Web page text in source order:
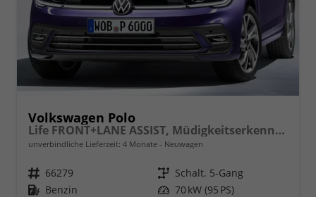
Volkswagen Polo
Life FRONT+LANE ASSIST, Müdigkeitserkennung, Berganfahrassistent, ISOFIX, eCall, LED, Digital Cockpit, App Connect, CLIMATIC, 15" ALU uvm.
unverbindliche Lieferzeit: 4 Monate Neuwagen
Fahrzeugnr. 66279 Getriebe Schalt. 5-Gang
Kraftstoff Benzin Leistung 70 kW (95 PS)